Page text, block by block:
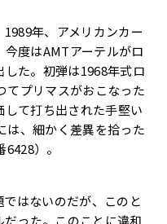
年、
アメリカンカー
今度はAMTアーテルがロ
た。 初弾は1968年式ロ
てプリマスがおこなった
して打ち出された手堅い
は、細かく差異を拾った
6428）。
はないのだが、 このと
った。 このことに違和